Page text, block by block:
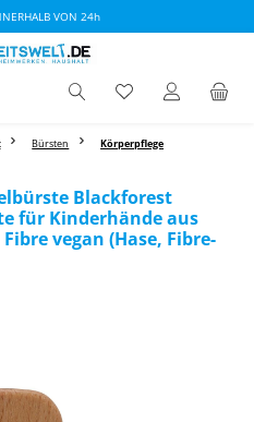
VON 24h
Bürsten Körperpflege
Blackforest
für Kinderhände aus
vegan (Hase, Fibre-